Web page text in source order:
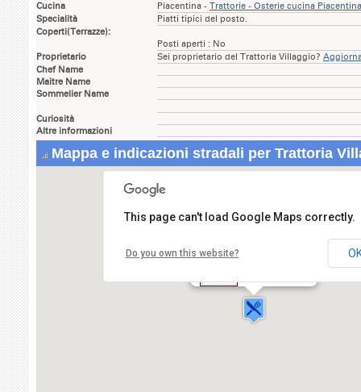
Cucina
Piacentina - Trattorie - Osterie cucina
Specialità
Piatti tipici del posto.
Coperti(Terrazze):
Posti aperti : No
Proprietario
Sei proprietario del Trattoria Villaggio?
Chef Name
Maitre Name
Sommelier Name
Curiosità
Altre informazioni
Mappa e indicazioni stradali per Trattoria
29100 PIACENZA
This page can't load Google Maps correctly.
Do you own this website?